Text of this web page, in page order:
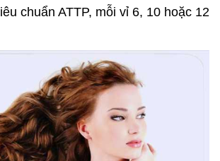
chuẩn ATTP, mỗi vỉ 6, 10 hoặc 12